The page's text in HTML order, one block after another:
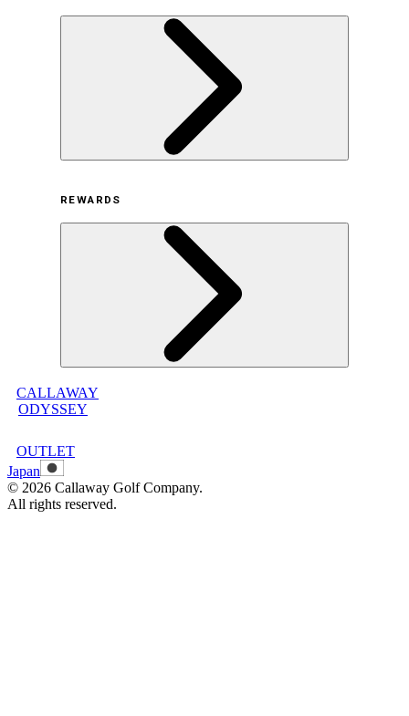
サステナビリティの取り組み（日本）
サステナビリティの取り組み（米国/英語）
ヒストリー
採用情報
オンラインストア利用規約
プライバシーポリシー
特定商取引法に基づく表示
古物営業法に基づく表示
REWARDS
CALLAWAY
ODYSSEY
OUTLET
Japan
© 2026 Callaway Golf Company.
All rights reserved.